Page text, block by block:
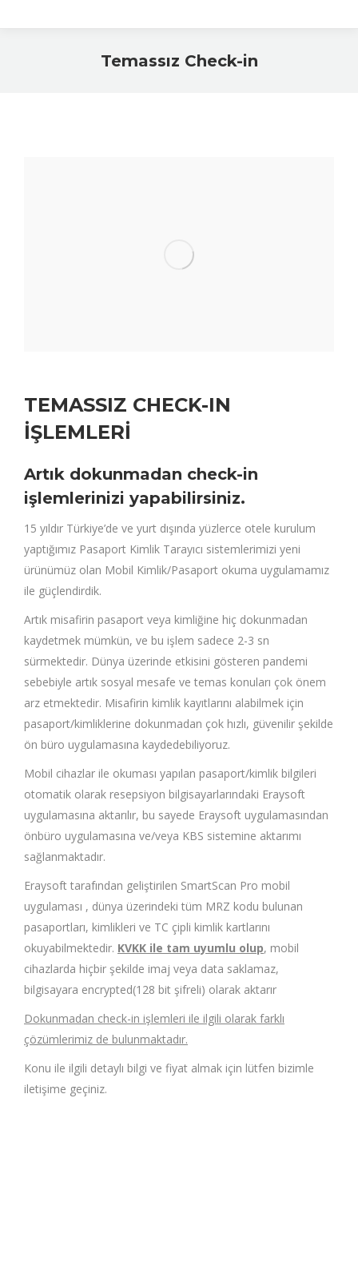
Temassız Check-in
TEMASSIZ CHECK-IN
İŞLEMLERİ
Artık dokunmadan check-in
işlemlerinizi yapabilirsiniz.
15 yıldır Türkiye’de ve yurt dışında yüzlerce otele kurulum
yaptığımız Pasaport Kimlik Tarayıcı sistemlerimizi yeni
ürünümüz olan Mobil Kimlik/Pasaport okuma uygulamamız
ile güçlendirdik.
Artık misafirin pasaport veya kimliğine hiç dokunmadan
kaydetmek mümkün, ve bu işlem sadece 2-3 sn
sürmektedir. Dünya üzerinde etkisini gösteren pandemi
sebebiyle artık sosyal mesafe ve temas konuları çok önem
arz etmektedir. Misafirin kimlik kayıtlarını alabilmek için
pasaport/kimliklerine dokunmadan çok hızlı, güvenilir şekilde
ön büro uygulamasına kaydedebiliyoruz.
Mobil cihazlar ile okuması yapılan pasaport/kimlik bilgileri
otomatik olarak resepsiyon bilgisayarlarındaki Eraysoft
uygulamasına aktarılır, bu sayede Eraysoft uygulamasından
önbüro uygulamasına ve/veya KBS sistemine aktarımı
sağlanmaktadır.
Eraysoft tarafından geliştirilen SmartScan Pro mobil
uygulaması , dünya üzerindeki tüm MRZ kodu bulunan
pasaportları, kimlikleri ve TC çipli kimlik kartlarını
okuyabilmektedir. KVKK ile tam uyumlu olup, mobil
cihazlarda hiçbir şekilde imaj veya data saklamaz,
bilgisayara encrypted(128 bit şifreli) olarak aktarır
Dokunmadan check-in işlemleri ile ilgili olarak farklı
çözümlerimiz de bulunmaktadır.
Konu ile ilgili detaylı bilgi ve fiyat almak için lütfen bizimle
iletişime geçiniz.